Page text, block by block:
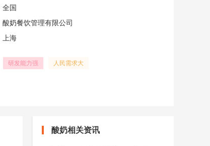
全国
酸奶餐饮管理有限公司
上海
研发能力强 人民需求大
酸奶相关资讯